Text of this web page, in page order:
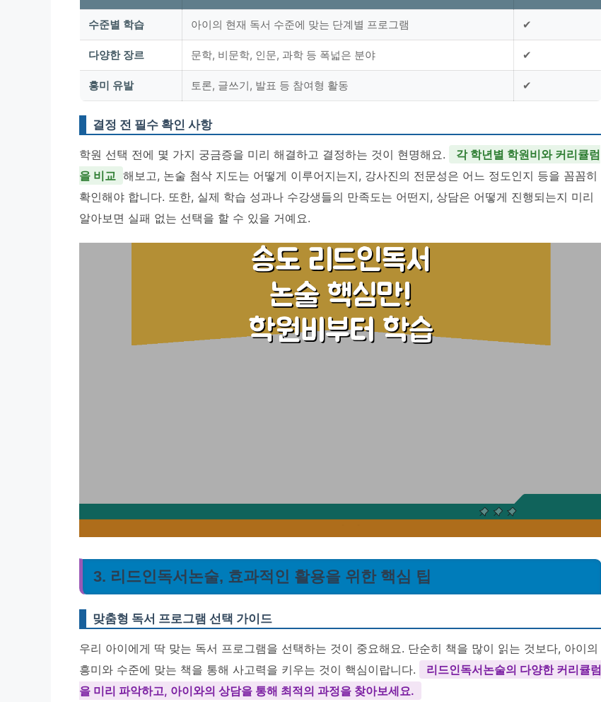
수준별 학습 아이의 현재 독서 수준에 맞는 단계별 프로그램 ✔
다양한 장르 문학, 비문학, 인문, 과학 등 폭넓은 분야 ✔
흥미 유발 토론, 글쓰기, 발표 등 참여형 활동 ✔
결정 전 필수 확인 사항
학원 선택 전에 몇 가지 궁금증을 미리 해결하고 결정하는 것이 현명해요.
각 학년별 학원비와 커리큘럼
을 비교 해보고, 논술 첨삭 지도는 어떻게 이루어지는지, 강사진의 전문성은 어느 정도인지 등을 꼼꼼히
확인해야 합니다. 또한, 실제 학습 성과나 수강생들의 만족도는 어떤지, 상담은 어떻게 진행되는지 미리
알아보면 실패 없는 선택을 할 수 있을 거예요.
3. 리드인독서논술, 효과적인 활용을 위한 핵심 팁
맞춤형 독서 프로그램 선택 가이드
우리 아이에게 딱 맞는 독서 프로그램을 선택하는 것이 중요해요. 단순히 책을 많이 읽는 것보다, 아이의
흥미와 수준에 맞는 책을 통해 사고력을 키우는 것이 핵심이랍니다.
리드인독서논술의 다양한 커리큘럼
을 미리 파악하고, 아이와의 상담을 통해 최적의 과정을 찾아보세요.